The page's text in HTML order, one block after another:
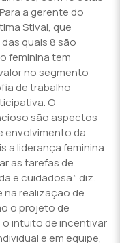
a gerente do
Stival, que
quais 8 são
feminina tem
no segmento
de trabalho
O
são aspectos
envolvimento da
a liderança feminina
as tarefas de
e cuidadosa.” diz.
realização de
o projeto de
intuito de incentivar
e em equipe,